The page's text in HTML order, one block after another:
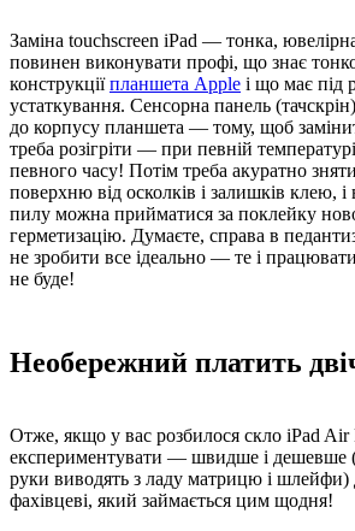
Заміна touchscreen iPad — тонка,
повинен виконувати профі, що знає
конструкціїпланшета Apple і що має під
устаткування. Сенсорна панель
до корпусу планшета — тому, щоб
треба розігріти — при певній
певного часу! Потім треба акуратно
поверхню від осколків і залишків клею, і
пилу можна прийматися за поклейку
герметизацію. Думаєте, справа в
не зробити все ідеально — те і
не буде!
Необережний платить
Отже, якщо у вас розбилося скло iPad
експериментувати — швидше і дешевше
руки виводять з ладу матрицю і шлейфи)
фахівцеві, який займається цим щодня!